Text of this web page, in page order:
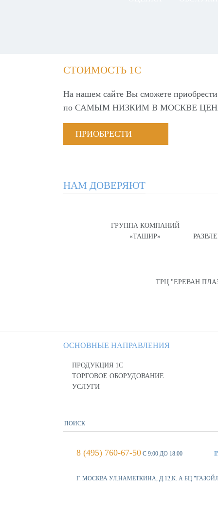
СТОИМОСТЬ 1С
На нашем сайте Вы сможете
по САМЫМ НИЗКИМ В МОСКВЕ
ПРИОБРЕСТИ
НАМ ДОВЕРЯЮТ
ГРУППА КОМПАНИЙ
«ТАШИР»
ТРЦ "ЕРЕВАН
ОСНОВНЫЕ НАПРАВЛЕНИЯ
ПРОДУКЦИЯ 1С
ТОРГОВОЕ ОБОРУДОВАНИЕ
УСЛУГИ
8 (495) 760-67-50 С 9:00 ДО 18:00
Г. МОСКВА УЛ.НАМЕТКИНА, Д.12,К. А БЦ